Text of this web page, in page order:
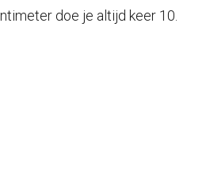
doe je altijd keer 10.